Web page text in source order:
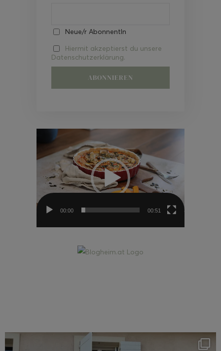
Neue/r AbonnentIn
Hiermit akzeptierst du unsere
Datenschutzerklärung.
Video-
00:00 00:51